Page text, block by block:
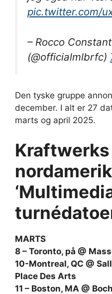
pic.twitter.com/
– Rocco
(@officialmlbrfc)
Den tyske gruppe
december. I alt er 27
marts og april 2025.
Kraftwerks
MARTS
8 – Toronto, på @
10-Montreal, QC @
Place Des Arts
11 – Boston, MA @